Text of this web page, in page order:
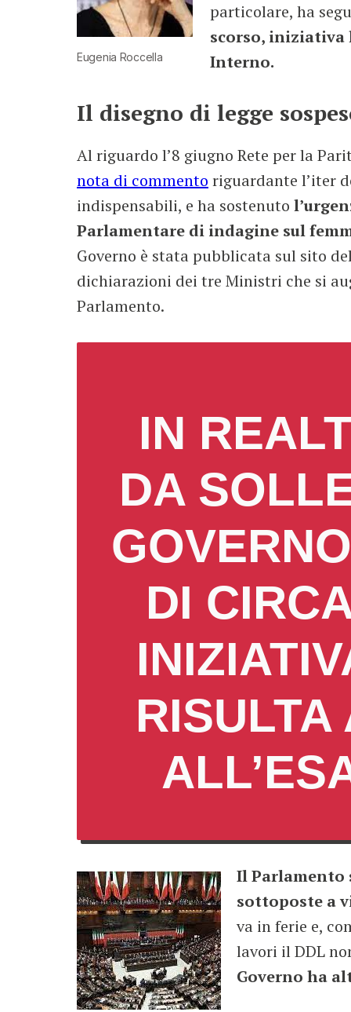
Eugenia Roccella
particolare, ha
scorso, iniziativa
Interno.
Il disegno di legge
Al riguardo l’8 giugno Rete per la
nota di commento riguardante l’iter
indispensabili, e ha sostenuto
Parlamentare di indagine sul
Governo è stata pubblicata sul sito
dichiarazioni dei tre Ministri che si
Parlamento.
IN
DA
DI
Il Parlamento
sottoposte a
va in ferie e,
lavori il DDL
Governo ha